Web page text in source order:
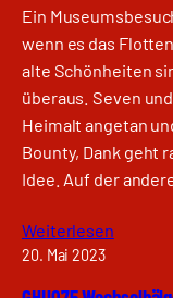
Ein
wenn es das
alte Schönheiten
überaus. Seven
Heimalt angetan
Bounty, Dank geht
Idee. Auf der
Weiterlesen
20. Mai 2023